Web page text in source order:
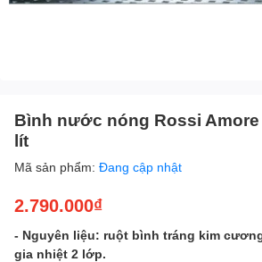
Bình nước nóng Rossi Amore
lít
Mã sản phẩm: Đang cập nhật
2.790.000₫
- Nguyên liệu: ruột bình tráng kim
gia nhiệt 2 lớp.